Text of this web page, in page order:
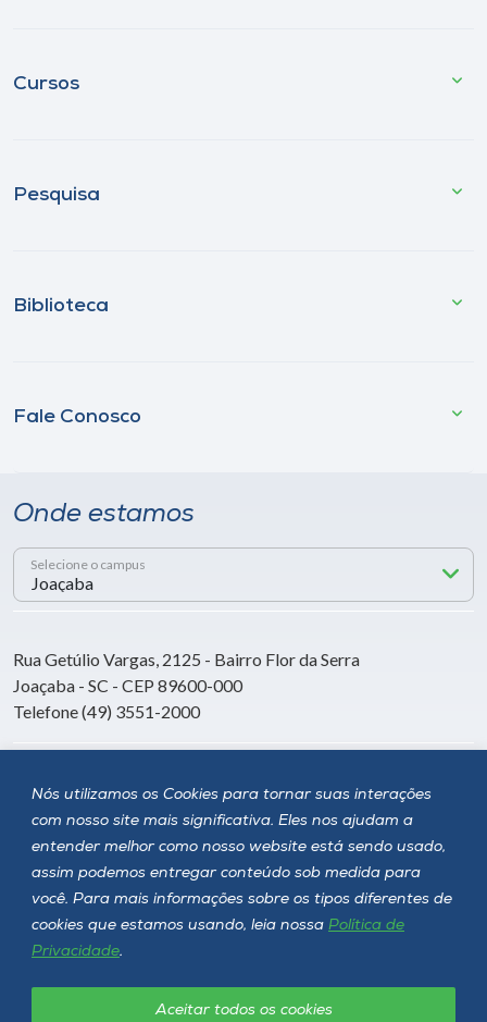
Nós utilizamos os Cookies para tornar suas interações
com nosso site mais significativa. Eles nos ajudam a
entender melhor como nosso website está sendo usado,
assim podemos entregar conteúdo sob medida para
você. Para mais informações sobre os tipos diferentes de
cookies que estamos usando, leia nossa Política de
Privacidade.
Aceitar todos os cookies
Cursos
Pesquisa
Biblioteca
Fale Conosco
Onde estamos
Selecione o campus
Rua Getúlio Vargas, 2125 - Bairro Flor da Serra
Joaçaba - SC - CEP 89600-000
Telefone (49) 3551-2000
Siga a Unoesc